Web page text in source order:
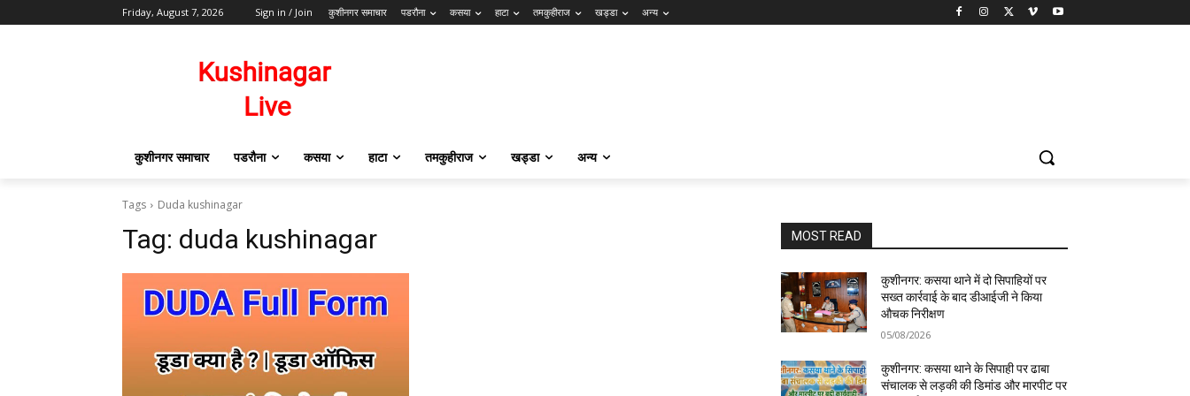
Friday, August 7, 2026 Sign in / Join कुशीनगर समाचार पडरौना कसया हाटा तमकुहीराज खड्डा अन्य
कुशीनगर समाचार पडरौना कसया हाटा तमकुहीराज खड्डा अन्य
Tags Duda kushinagar
Tag: duda kushinagar MOST READ
कुशीनगर: कसया थाने में दो सिपाहियों पर
सख्त कार्रवाई के बाद डीआईजी ने किया
औचक निरीक्षण
05/08/2026
कुशीनगर: कसया थाने के सिपाही पर ढाबा
संचालक से लड़की की डिमांड और मारपीट पर